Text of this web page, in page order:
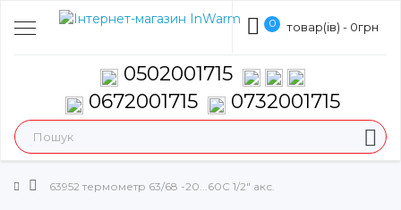
0 товар(ів) - 0грн
0502001715
0672001715
0732001715
63952 термометр 63/68 -20...60С 1/2" акс.